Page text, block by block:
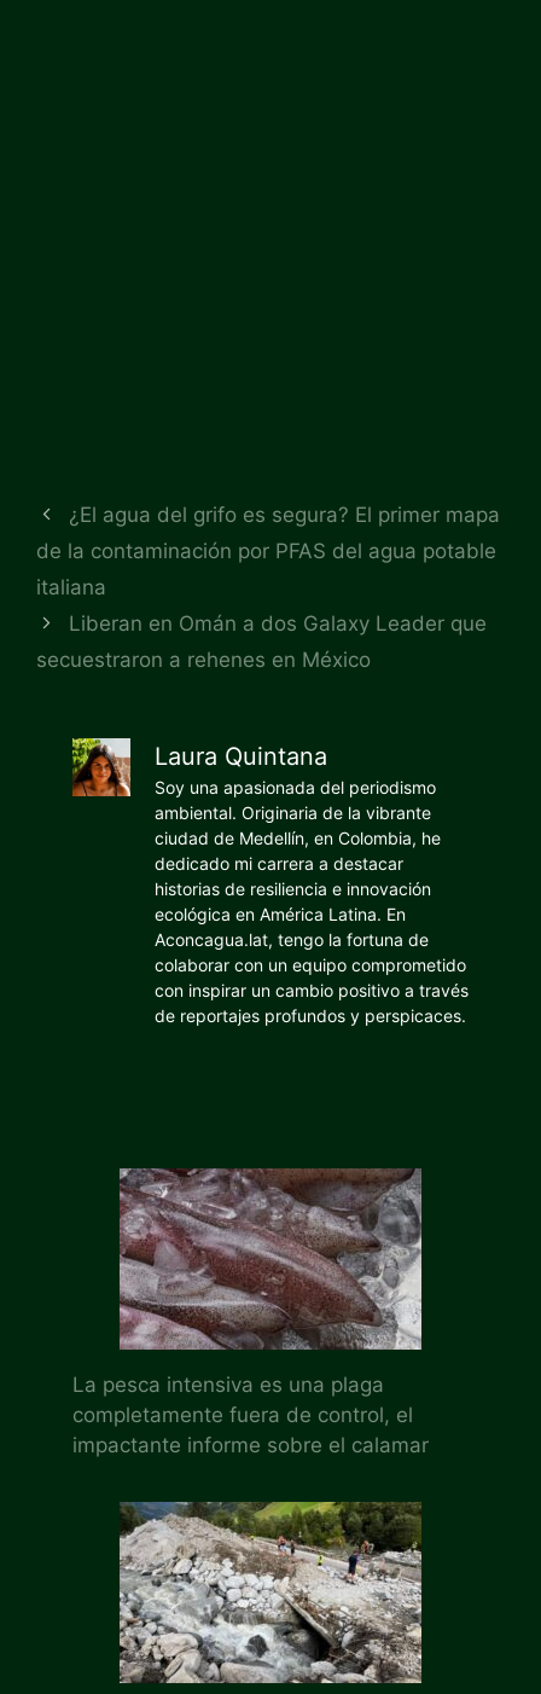
¿El agua del grifo es segura? El primer mapa
de la contaminación por PFAS del agua potable
italiana
Liberan en Omán a dos Galaxy Leader que
secuestraron a rehenes en México
Laura Quintana
Soy una apasionada del periodismo
ambiental. Originaria de la vibrante
ciudad de Medellín, en Colombia, he
dedicado mi carrera a destacar
historias de resiliencia e innovación
ecológica en América Latina. En
Aconcagua.lat, tengo la fortuna de
colaborar con un equipo comprometido
con inspirar un cambio positivo a través
de reportajes profundos y perspicaces.
La pesca intensiva es una plaga
completamente fuera de control, el
impactante informe sobre el calamar